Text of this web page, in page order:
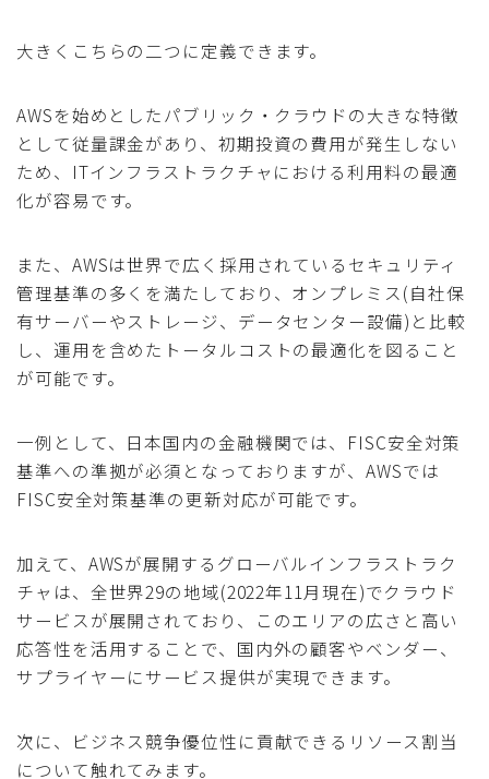
大きくこちらの二つに定義できます。
AWSを始めとしたパブリック・クラウドの大きな特徴
として従量課金があり、初期投資の費用が発生しない
ため、ITインフラストラクチャにおける利用料の最適
化が容易です。
また、AWSは世界で広く採用されているセキュリティ
管理基準の多くを満たしており、オンプレミス(自社保
有サーバーやストレージ、データセンター設備)と比較
し、運用を含めたトータルコストの最適化を図ること
が可能です。
一例として、日本国内の金融機関では、FISC安全対策
基準への準拠が必須となっておりますが、AWSでは
FISC安全対策基準の更新対応が可能です。
加えて、AWSが展開するグローバルインフラストラク
チャは、全世界29の地域(2022年11月現在)でクラウド
サービスが展開されており、このエリアの広さと高い
応答性を活用することで、国内外の顧客やベンダー、
サプライヤーにサービス提供が実現できます。
次に、ビジネス競争優位性に貢献できるリソース割当
について触れてみます。